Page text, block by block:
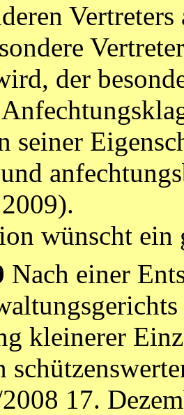
der
seiner
wünscht ein
Nach einer
kleinerer
17.